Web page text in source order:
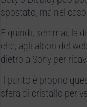
spostato, ma nel
E quindi, semmai, la
che, agli albori del
dietro a Sony per
Il punto è proprio
sfera di cristallo per